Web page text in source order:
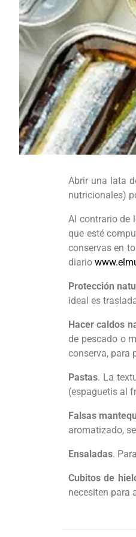
Abrir una lata
nutricionales)
Al contrario de
que esté
conservas en
diario
Protección
ideal es
Hacer caldos
de pescado o
conserva, para
Pastas. La
(espaguetis al
Falsas
aromatizado,
Ensaladas.
Cubitos de
necesiten para